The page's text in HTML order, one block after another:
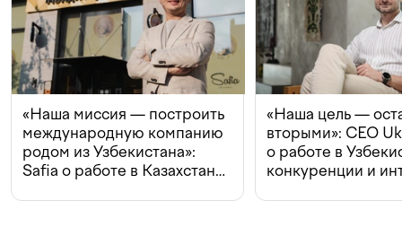
«Наша миссия — построить
международную компанию
родом из Узбекистана»:
Safia о работе в Казахстане,
«Наша цель —
вторыми»: CEO
о работе в
конкуренции и